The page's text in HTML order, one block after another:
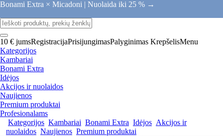
Bonami Extra × Micadoni | Nuolaida iki 25 % →
10 € jumsRegistracijaPrisijungimasPalyginimas KrepšelisMenu
Kategorijos
Kambariai
Bonami Extra
Idėjos
Akcijos ir nuolaidos
Naujienos
Premium produktai
Profesionalams
Kategorijos Kambariai Bonami Extra Idėjos Akcijos ir
nuolaidos Naujienos Premium produktai